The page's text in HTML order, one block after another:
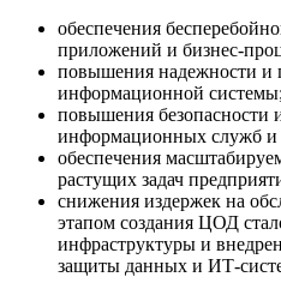
обеспечения
приложений и бизнес-
повышения надежности и
информационной системы;
повышения безопасности
информационных служб и
обеспечения
растущих задач
снижения издержек на
этапом создания ЦОД
инфраструктуры и
защиты данных и ИТ-